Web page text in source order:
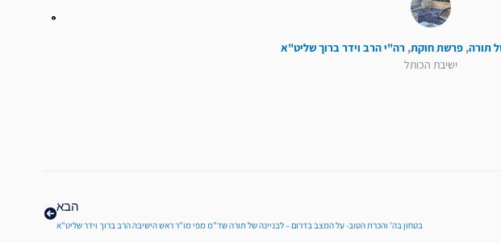
תורה, פרשת חוקת, רה"י הרב וידר ברוך שליט"א
ישיבת הכותל
הבא
בטחון בה' והכרת הטוב- על המצב בדרום – לבניינה של תורה שד"מ מפי מו"ר ראש הישיבה הרב ברוך וידר שליט"א